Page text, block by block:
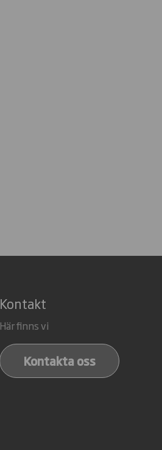
Kontakt
Här finns vi
Kontakta oss